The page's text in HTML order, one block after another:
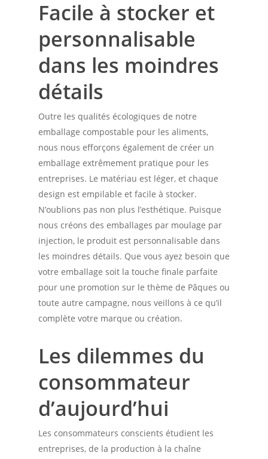
Facile à stocker et
personnalisable
dans les moindres
détails
Outre les qualités écologiques de notre
emballage compostable pour les aliments,
nous nous efforçons également de créer un
emballage extrêmement pratique pour les
entreprises. Le matériau est léger, et chaque
design est empilable et facile à stocker.
N’oublions pas non plus l’esthétique. Puisque
nous créons des emballages par moulage par
injection, le produit est personnalisable dans
les moindres détails. Que vous ayez besoin que
votre emballage soit la touche finale parfaite
pour une promotion sur le thème de Pâques ou
toute autre campagne, nous veillons à ce qu’il
complète votre marque ou création.
Les dilemmes du
consommateur
d’aujourd’hui
Les consommateurs conscients étudient les
entreprises, de la production à la chaîne